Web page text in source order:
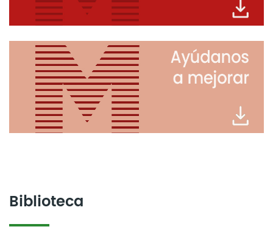
Biblioteca